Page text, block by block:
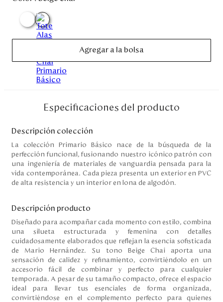
Costa Rica
Panamá
USA
Agregar a la bolsa
Especificaciones del producto
Descripción colección
La colección Primario Básico nace de la búsqueda de la
perfección funcional, fusionando nuestro icónico patrón con
una ingeniería de materiales de vanguardia pensada para la
vida contemporánea. Cada pieza presenta un exterior en PVC
de alta resistencia y un interior en lona de algodón.
Descripción producto
Diseñado para acompañar cada momento con estilo, combina
una silueta estructurada y femenina con detalles
cuidadosamente elaborados que reflejan la esencia sofisticada
de Mario Hernández. Su tono Beige Chai aporta una
sensación de calidez y refinamiento, convirtiéndolo en un
accesorio fácil de combinar y perfecto para cualquier
temporada. A pesar de su tamaño compacto, ofrece el espacio
ideal para llevar tus esenciales de forma organizada,
convirtiéndose en el complemento perfecto para quienes